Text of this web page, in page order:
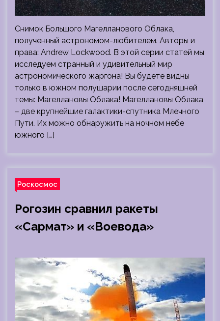
Снимок Большого Магелланового Облака,
полученный астрономом-любителем. Авторы и
права: Andrew Lockwood. В этой серии статей мы
исследуем странный и удивительный мир
астрономического жаргона! Вы будете видны
только в южном полушарии после сегодняшней
темы: Магеллановы Облака! Магеллановы Облака
– две крупнейшие галактики-спутника Млечного
Пути. Их можно обнаружить на ночном небе
южного […]
Роскосмос
Рогозин сравнил ракеты
«Сармат» и «Воевода»